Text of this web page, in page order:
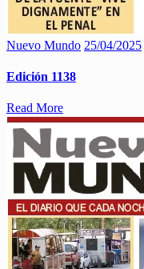
Nuevo Mundo 25/04/2025
Edición 1138
Read More